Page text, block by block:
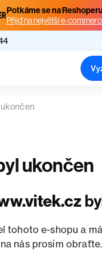
Potkáme se na Reshoperu
Přijď na největší e-
ukončen
tohoto e-shopu a
nás prosím obraťte.